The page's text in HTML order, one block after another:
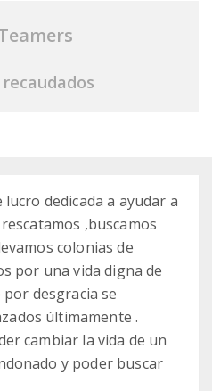
recaudados
dedicada a ayudar a
,buscamos
colonias de
por una vida digna de
desgracia se
últimamente .
cambiar la vida de un
y poder buscar